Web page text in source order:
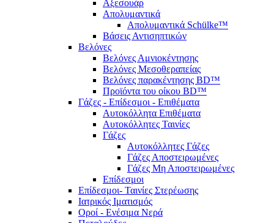
Αξεσουάρ
Απολυμαντικά
Απολυμαντικά Schülke™
Βάσεις Αντισηπτικών
Βελόνες
Βελόνες Αμνιοκέντησης
Βελόνες Μεσοθεραπείας
Βελόνες παρακέντησης BD™
Προϊόντα του οίκου BD™
Γάζες - Επίδεσμοι - Επιθέματα
Αυτοκόλλητα Επιθέματα
Αυτοκόλλητες Ταινίες
Γάζες
Αυτοκόλλητες Γάζες
Γάζες Αποστειρωμένες
Γάζες Μη Αποστειρωμένες
Επίδεσμοι
Επίδεσμοι- Ταινίες Στερέωσης
Ιατρικός Ιματισμός
Οροί - Ενέσιμα Νερά